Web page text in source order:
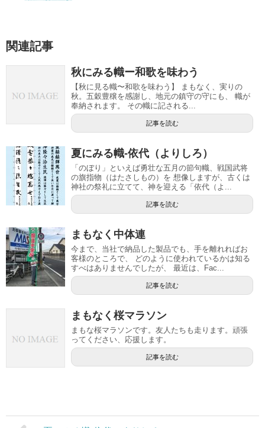
関連記事
秋にみる幟ー和歌を味わう
【秋に見る幟〜和歌を味わう】 まもなく、実りの
秋。五穀豊穣を感謝し、地元の鎮守の守にも、 幟が
奉納されます。 その幟に記される...
記事を読む
夏にみる幟-依代（よりしろ）
「のぼり」といえば勇壮な五月の節句幟、戦国武将
の旗指物（はたさしもの）を 想像しますが、古くは
神社の祭礼に立てて、神を迎える「依代（よ...
記事を読む
まもなく中体連
今まで、当社で納品した製品でも、手を離れればお
客様のところで、 どのように使われているかは知る
すべはありませんでしたが、 最近は、Fac...
記事を読む
まもなく桜マラソン
まもな桜マラソンです。友人たちも走ります。頑張
ってください、応援します。
記事を読む